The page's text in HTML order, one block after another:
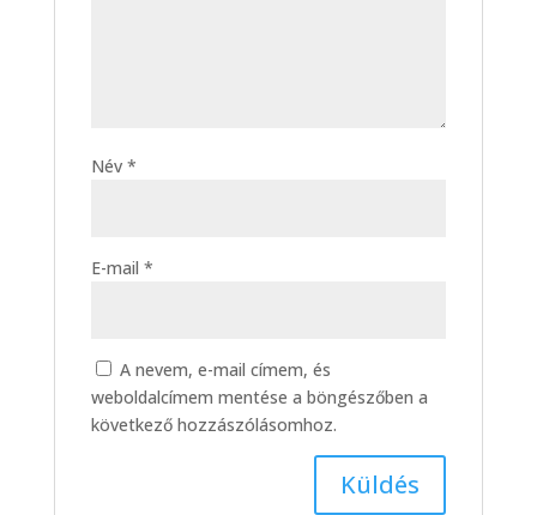
Név *
E-mail *
A nevem, e-mail címem, és
weboldalcímem mentése a böngészőben a
következő hozzászólásomhoz.